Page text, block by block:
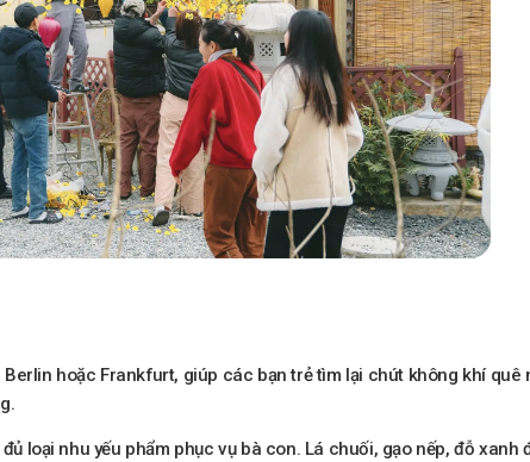
hoặc Frankfurt, giúp các bạn trẻ tìm lại chút không khí quê
loại nhu yếu phẩm phục vụ bà con. Lá chuối, gạo nếp, đỗ xanh